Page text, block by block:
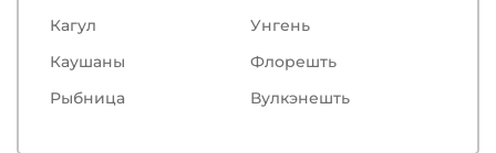
Кагул
Унгень
Каушаны
Флорешть
Рыбница
Вулкэнешть